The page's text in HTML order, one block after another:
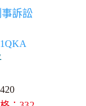
事訴訟
1QKA